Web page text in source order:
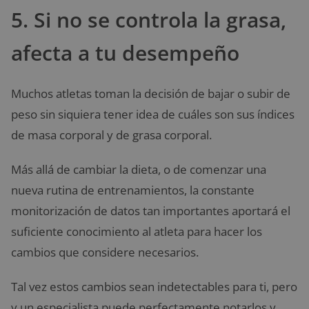
5. Si no se controla la grasa,
afecta a tu desempeño
Muchos atletas toman la decisión de bajar o subir de
peso sin siquiera tener idea de cuáles son sus índices
de masa corporal y de grasa corporal.
Más allá de cambiar la dieta, o de comenzar una
nueva rutina de entrenamientos, la constante
monitorización de datos tan importantes aportará el
suficiente conocimiento al atleta para hacer los
cambios que considere necesarios.
Tal vez estos cambios sean indetectables para ti, pero